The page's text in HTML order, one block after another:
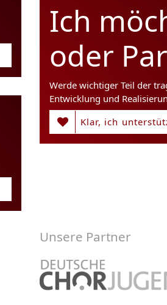
Ich
oder
Werde wichtiger Teil der
Entwicklung und
Klar, ich
Unsere Partner